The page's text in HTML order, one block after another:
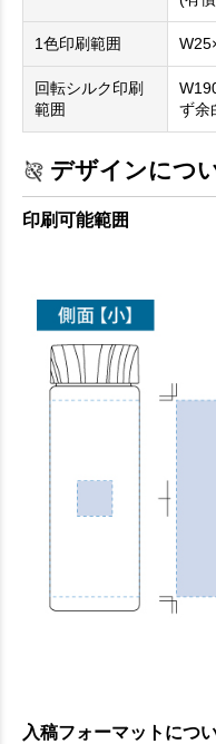
1色印刷範囲
回転シルク印刷
範囲
ず余
デザインにつ
印刷可能範囲
入稿フォーマットにつ